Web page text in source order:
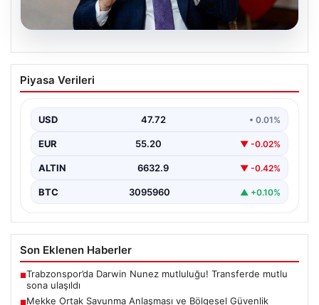
08.08.2026
Mekke Ortak Savunma Anlaşması ve
Bölgesel Güvenlik Yaklaşımları
güvenliğin sağlanması amacıyla kurulan yeni bir
oluşum…
Piyasa Verileri
USD 47.72 • 0.01%
EUR 55.20 ▼ -0.02%
ALTIN 6632.9 ▼ -0.42%
BTC 3095960 ▲ +0.10%
Son Eklenen Haberler
■Trabzonspor’da Darwin Nunez mutluluğu! Transferde mutlu
sona ulaşıldı
■Mekke Ortak Savunma Anlaşması ve Bölgesel Güvenlik